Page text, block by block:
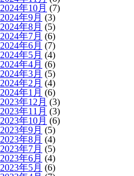
2024年10月 (7)
2024年9月 (3)
2024年8月 (5)
2024年7月 (6)
2024年6月 (7)
2024年5月 (4)
2024年4月 (6)
2024年3月 (5)
2024年2月 (4)
2024年1月 (6)
2023年12月 (3)
2023年11月 (3)
2023年10月 (6)
2023年9月 (5)
2023年8月 (4)
2023年7月 (5)
2023年6月 (4)
2023年5月 (6)